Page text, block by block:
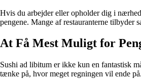
Hvis du arbejder eller opholder dig i
pengene. Mange af restauranterne tilbyder
At Få Mest Muligt for
Sushi ad libitum er ikke kun en fantastisk
tænke på, hvor meget regningen vil ende